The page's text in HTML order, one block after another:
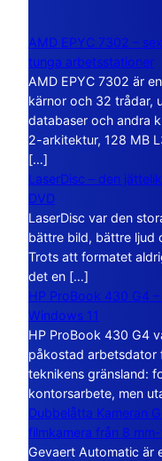
AMD EPYC 7302 –
tunga arbetsstationer
AMD EPYC 7302 är
kärnor och 32 trådar,
databaser och andra
2-arkitektur, 128 MB
[…]
LaserDisc – den
DVD
LaserDisc var den
bättre bild, bättre ljud
Trots att formatet
det en […]
HP ProBook 430 G4
Windows 11
HP ProBook 430 G4
påkostad arbetsdator
teknikens gränsland:
kontorsarbete, men
Dubbelåtta Kameran
filmkamera från 8
Gevaert Automatic är